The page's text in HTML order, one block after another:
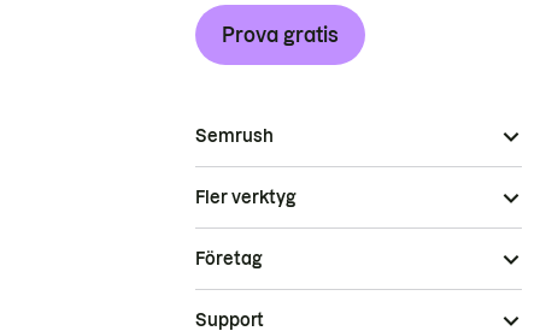
Prova gratis
Semrush
Fler verktyg
Företag
Support